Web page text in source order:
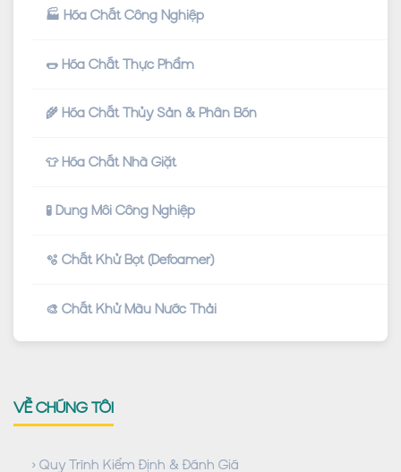
🏭 Hóa Chất Công Nghiệp
🌭 Hóa Chất Thực Phẩm
🌾 Hóa Chất Thủy Sản & Phân Bón
👕 Hóa Chất Nhà Giặt
🧪 Dung Môi Công Nghiệp
🫧 Chất Khử Bọt (Defoamer)
🎨 Chất Khử Màu Nước Thải
VỀ CHÚNG TÔI
› Quy Trình Kiểm Định & Đánh Giá